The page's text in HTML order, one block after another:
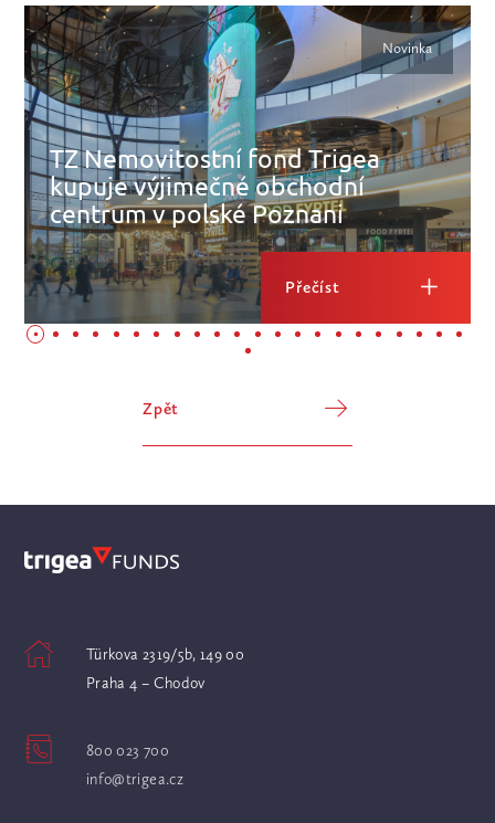
TZ Nemovitostní fond Trigea
kupuje výjimečné obchodní
centrum v polské Poznani
Přečíst
Novinka
Zpět
Türkova 2319/5b, 149 00
Praha 4 – Chodov
800 023 700
info@trigea.cz